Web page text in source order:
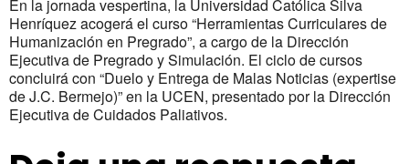
En la jornada vespertina, la Universidad Católica Silva
Henríquez acogerá el curso “Herramientas Curriculares de
Humanización en Pregrado”, a cargo de la Dirección
Ejecutiva de Pregrado y Simulación. El ciclo de cursos
concluirá con “Duelo y Entrega de Malas Noticias (expertise
de J.C. Bermejo)” en la UCEN, presentado por la Dirección
Ejecutiva de Cuidados Paliativos.